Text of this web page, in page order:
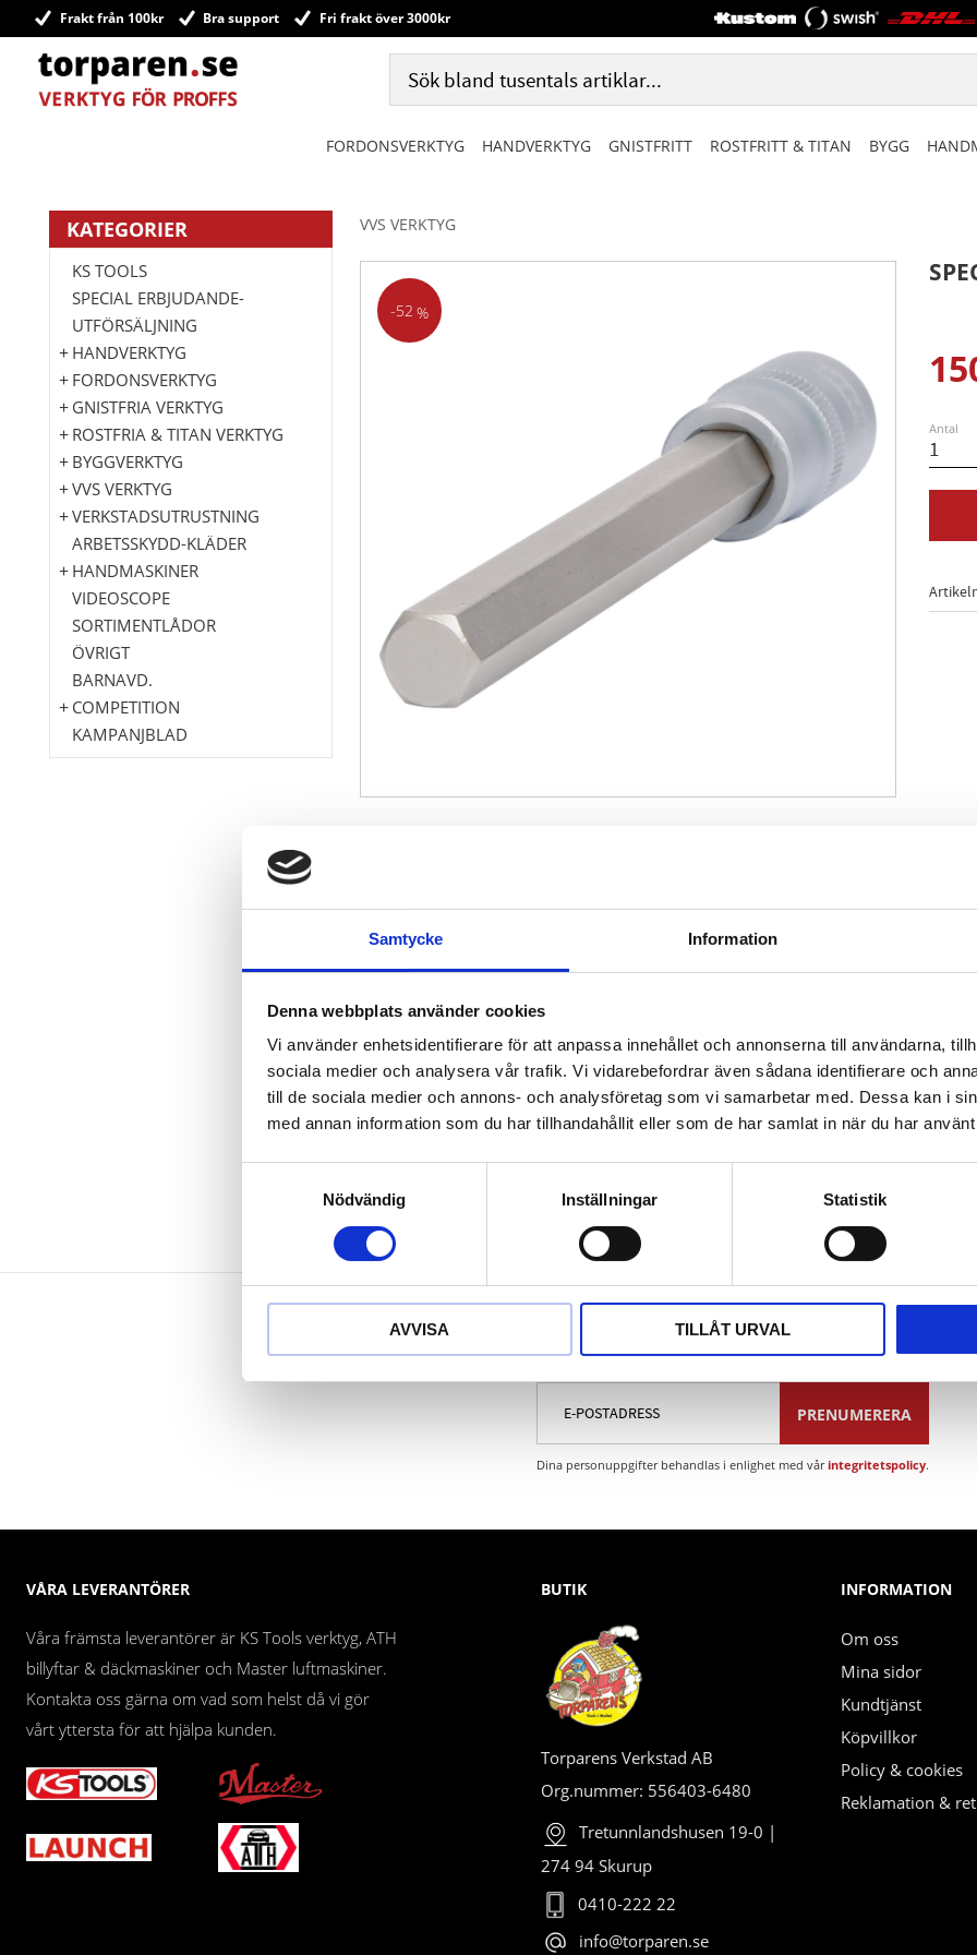
Samtycke Information
Denna webbplats använder cookies
Vi använder enhetsidentifierare för att anpassa innehållet och annonserna till användarna,
sociala medier och analysera vår trafik. Vi vidarebefordrar även sådana identifierare och
till de sociala medier och annons- och analysföretag som vi samarbetar med. Dessa kan i
med annan information som du har tillhandahållit eller som de har samlat in när du har
Nödvändig
Inställningar Statistik
AVVISA TILLÅT URVAL
Frakt från 100kr Bra support Fri frakt över 3000kr
FORDONSVERKTYG HANDVERKTYG GNISTFRITT ROSTFRITT & TITAN BYGG
VVS VERKTYG
52 %
Antal
även perfekt för längre eller sammangaffelade kranförlängningar
För trånga utrymmen
Långt utförande
med inpressad förnicklad bitinsats
för manuell hantering
Matt satinerat
Krom vanadium
KATEGORIER
KS TOOLS
SPECIAL ERBJUDANDE-
UTFÖRSÄLJNING
HANDVERKTYG
FORDONSVERKTYG
GNISTFRIA VERKTYG
ROSTFRIA & TITAN VERKTYG
BYGGVERKTYG
VVS VERKTYG
VERKSTADSUTRUSTNING
ARBETSSKYDD-KLÄDER
HANDMASKINER
VIDEOSCOPE
SORTIMENTLÅDOR
ÖVRIGT
BARNAVD.
COMPETITION
KAMPANJBLAD
Nyhetsbrev
PRENUMERERA
Dina personuppgifter behandlas i enlighet med vårintegritetspolicy.
VÅRA LEVERANTÖRER
Våra främsta leverantörer är KS Tools verktyg, ATH
billyftar & däckmaskiner och Master luftmaskiner.
Kontakta oss gärna om vad som helst då vi gör
vårt yttersta för att hjälpa kunden.
BUTIK
Torparens Verkstad AB
Org.nummer: 556403-6480
Tretunnlandshusen 19-0 |
274 94 Skurup
0410-222 22
info@torparen.se
INFORMATION
Om oss
Mina sidor
Kundtjänst
Köpvillkor
Policy & cookies
Reklamation &